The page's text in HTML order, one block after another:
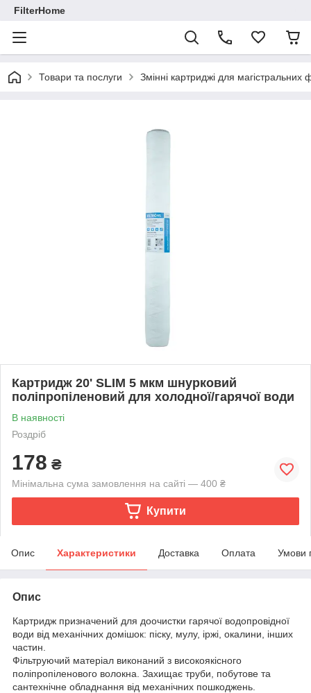
FilterHome
Товари та послуги Змінні картриджі для магістральних
Картридж 20' SLIM 5 мкм шнурковий
поліпропіленовий для холодної/гарячої води
В наявності
Роздріб
178 ₴
Мінімальна сума замовлення на сайті — 400 ₴
Купити
Опис Характеристики Доставка Оплата Умови
Опис
Картридж призначений для доочистки гарячої водопровідної
води від механічних домішок: піску, мулу, іржі, окалини, інших
частин.
Фільтруючий матеріал виконаний з високоякісного
поліпропіленового волокна. Захищає труби, побутове та
сантехнічне обладнання від механічних пошкоджень.